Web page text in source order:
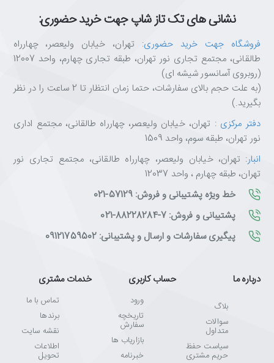
ما اینجاییم تا تجربه‌ای متفاوت، حرفه‌ای و قابل اعتماد از خرید آنلاین رو
برات رقم بزنیم.
تکتازشاپ یعنی خرید با خیال راحت، انتخاب با اطمینان.
نشانی های تک تاز شاپ جهت خرید حضوری:
فروشگاه جهت خرید حضوری: تهران، خیابان ولیعصر، چهارراه
طالقانی، مجتمع تجاری نور تهران، طبقه تجاری چهارم، واحد 12007
(روبروی آسانسور شیشه ای)
(به علت حجم بالای سفارشات، حتما زمان انتظار تا 2 ساعت را در نظر
بگیرید.)
دفتر مرکزی : تهران، خیابان ولیعصر، چهارراه طالقانی، مجتمع اداری
نور تهران، طبقه سوم، واحد 1509
انبار: تهران، خیابان ولیعصر، چهارراه طالقانی، مجتمع تجاری نور
تهران، طبقه چهارم ، واحد 12037
خط ویژه پشتیبانی و فروش: 57129-021
پشتیبانی و فروش: 7-88228284-021
پیگیری سفارشات و ارسال و پشتیبانی: 09121759502
درباره ما
بلاگ
سوالات
متداول
سیاست حفظ
حریم مشتری
حساب کاربری
ورود
تاریخچه
سفارش
بازاریاب ها
خبرنامه
خدمات مشتری
تماس با ما
برندها
نقشه سایت
اطلاعات
تحویل